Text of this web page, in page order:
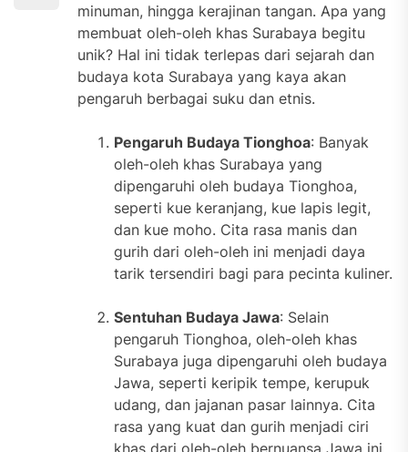
minuman, hingga kerajinan tangan. Apa yang
membuat oleh-oleh khas Surabaya begitu
unik? Hal ini tidak terlepas dari sejarah dan
budaya kota Surabaya yang kaya akan
pengaruh berbagai suku dan etnis.
Pengaruh Budaya Tionghoa: Banyak
oleh-oleh khas Surabaya yang
dipengaruhi oleh budaya Tionghoa,
seperti kue keranjang, kue lapis legit,
dan kue moho. Cita rasa manis dan
gurih dari oleh-oleh ini menjadi daya
tarik tersendiri bagi para pecinta kuliner.
Sentuhan Budaya Jawa: Selain
pengaruh Tionghoa, oleh-oleh khas
Surabaya juga dipengaruhi oleh budaya
Jawa, seperti keripik tempe, kerupuk
udang, dan jajanan pasar lainnya. Cita
rasa yang kuat dan gurih menjadi ciri